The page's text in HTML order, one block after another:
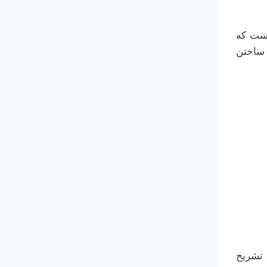
که
ساختن
تشریح